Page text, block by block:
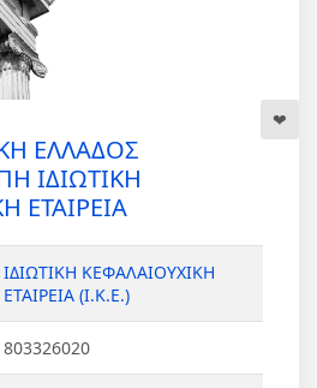
ΕΛΛΑΔΟΣ
ΙΔΙΩΤΙΚΗ
ΕΤΑΙΡΕΙΑ
ΙΔΙΩΤΙΚΗ ΚΕΦΑΛΑΙΟΥΧΙΚΗ
ΕΤΑΙΡΕΙΑ (Ι.Κ.Ε.)
803326020